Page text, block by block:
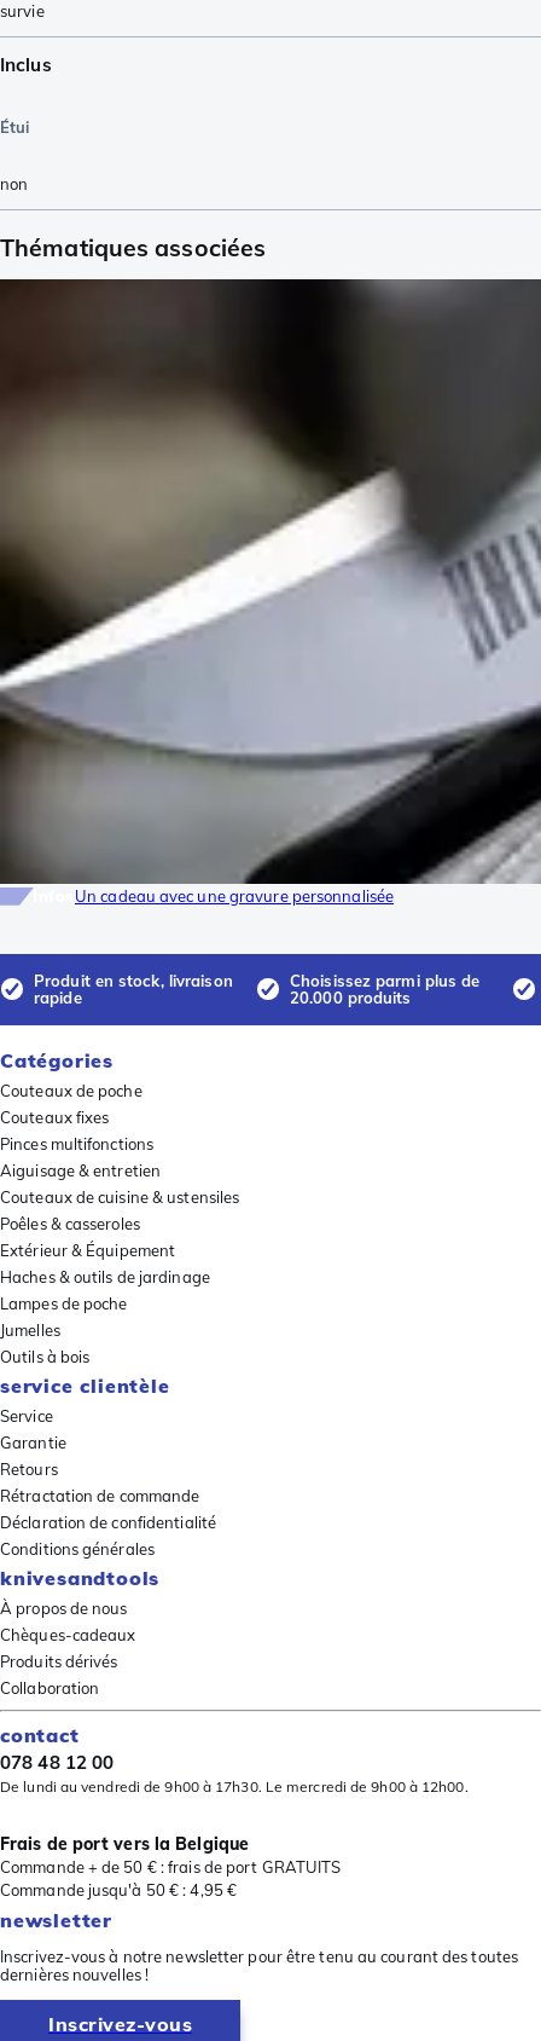
survie
Inclus
Étui
non
Thématiques associées
Un cadeau avec une gravure personnalisée
Produit en stock, livraison
rapide
Choisissez parmi plus de
20.000 produits
Catégories
Couteaux de poche
Couteaux fixes
Pinces multifonctions
Aiguisage & entretien
Couteaux de cuisine & ustensiles
Poêles & casseroles
Extérieur & Équipement
Haches & outils de jardinage
Lampes de poche
Jumelles
Outils à bois
service clientèle
Service
Garantie
Retours
Rétractation de commande
Déclaration de confidentialité
Conditions générales
knivesandtools
À propos de nous
Chèques-cadeaux
Produits dérivés
Collaboration
contact
078 48 12 00
De lundi au vendredi de 9h00 à 17h30. Le mercredi de 9h00 à 12h00.
Frais de port vers la Belgique
Commande + de 50 € : frais de port GRATUITS
Commande jusqu'à 50 € : 4,95 €
newsletter
Inscrivez-vous à notre newsletter pour être tenu au courant des toutes
dernières nouvelles !
Inscrivez-vous